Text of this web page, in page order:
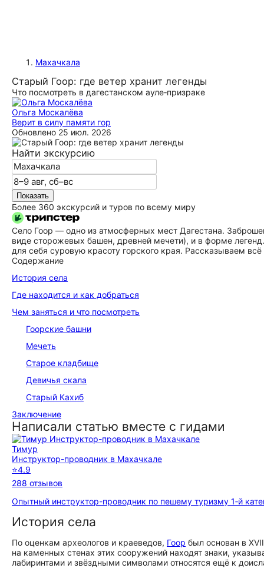
Махачкала
Старый Гоор: где ветер хранит легенды
Что посмотреть в дагестанском ауле‑призраке
Ольга Москалёва
Верит в силу памяти гор
Обновлено 25 июл. 2026
Найти экскурсию
Показать
Более 360 экскурсий и туров по всему миру
Село Гоор — одно из атмосферных мест Дагестана.
виде сторожевых башен, древней мечети), и в форме
для себя суровую красоту горского края. Рассказываем
Содержание
История села
Где находится и как добраться
Чем заняться и что посмотреть
Гоорские башни
Мечеть
Старое кладбище
Девичья скала
Старый Кахиб
Заключение
Написали статью вместе с гидами
Тимур
Инструктор-проводник в Махачкале
⭐4.9
288 отзывов
Опытный инструктор-проводник по пешему туризму 1‑й
История села
По оценкам археологов и краеведов, Гоор был основан в
на каменных стенах этих сооружений находят знаки,
лабиринтами и звёздными символами относятся ещё к